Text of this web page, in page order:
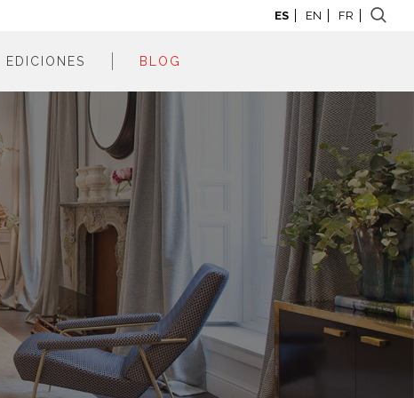
ES EN FR
EDICIONES
madrid 2025
madrid 2024
madrid 2023
madrid 2022
madrid 2021
madrid 2020
madrid 2019
madrid 2018
madrid 2017
BLOG